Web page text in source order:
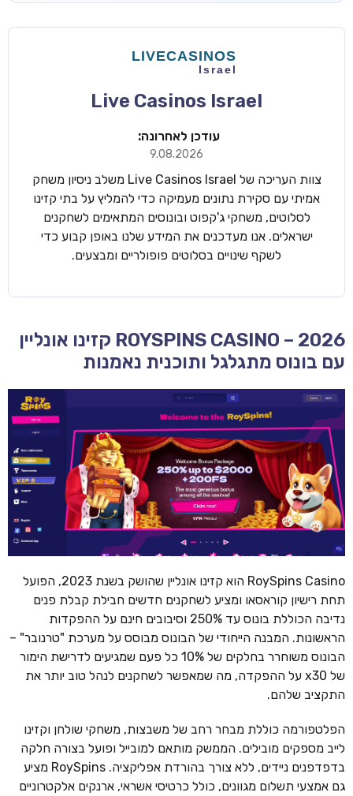
Live Casinos Israel
עודכן לאחרונה:
9.08.2026
צוות העריכה של Live Casinos Israel משלב ניסיון משחק
אמיתי עם סקירת נתונים מעמיקה כדי להמליץ על בתי קזינו
לסלוטים, משחקי ג'קפוט ובונוסים המתאימים לשחקנים
ישראלים. אנו מעדכנים את המידע שלנו באופן קבוע כדי
לשקף שינויים בסלוטים פופולריים ומבצעים.
ROYSPINS CASINO – 2026 קזינו אונליין
עם בונוס מתגלגל ותוכנית נאמנות
RoySpins Casino הוא קזינו אונליין שהושק בשנת 2023, הפועל
תחת רישיון קוראסאו ומציע לשחקנים חדשים חבילת קבלת פנים
נדיבה הכוללת בונוס עד 250% וסיבובים חינם על ההפקדות
הראשונות. המבנה הייחודי של הבונוס מבוסס על מערכת "טרנובר" –
הבונוס משוחרר בחלקים של 10% כל פעם שמגיעים לדרישת הימור
של x30 על ההפקדה, מה שמאפשר לשחקנים לנהל טוב יותר את
התקציב שלהם.
הפלטפורמה כוללת מבחר רחב של משבצות, משחקי שולחן וקזינו
לייב מספקים מובילים. הממשק מותאם למובייל ופועל בצורה חלקה
בדפדפנים ניידים, ללא צורך בהורדת אפליקציה. RoySpins מציע
גם אמצעי תשלום מגוונים, כולל כרטיסי אשראי, ארנקים אלקטרוניים